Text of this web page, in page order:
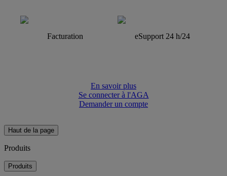
Facturation eSupport 24 h/24
En savoir plus
Se connecter à l'AGA
Demander un compte
Haut de la page
Produits
Produits